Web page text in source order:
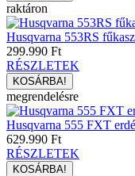
raktáron
Husqvarna 553RS
299.990 Ft
RÉSZLETEK
megrendelésre
Husqvarna 555 FXT
629.990 Ft
RÉSZLETEK